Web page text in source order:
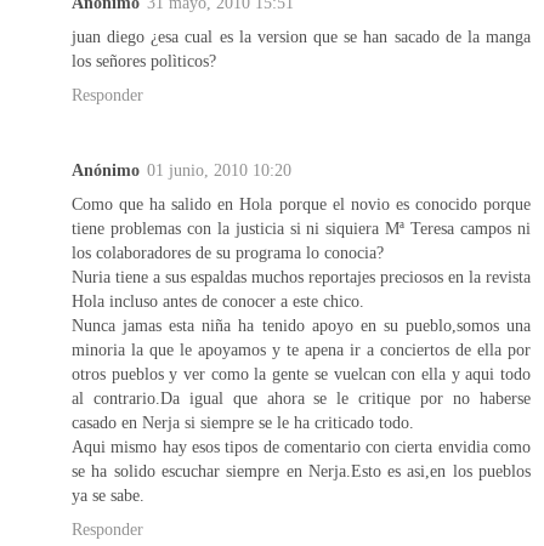
juan diego ¿esa cual es la version que se han sacado de la manga
los señores polìticos?
Responder
Anónimo 01 junio, 2010 10:20
Como que ha salido en Hola porque el novio es conocido porque
tiene problemas con la justicia si ni siquiera Mª Teresa campos ni
los colaboradores de su programa lo conocia?
Nuria tiene a sus espaldas muchos reportajes preciosos en la revista
Hola incluso antes de conocer a este chico.
Nunca jamas esta niña ha tenido apoyo en su pueblo,somos una
minoria la que le apoyamos y te apena ir a conciertos de ella por
otros pueblos y ver como la gente se vuelcan con ella y aqui todo
al contrario.Da igual que ahora se le critique por no haberse
casado en Nerja si siempre se le ha criticado todo.
Aqui mismo hay esos tipos de comentario con cierta envidia como
se ha solido escuchar siempre en Nerja.Esto es asi,en los pueblos
ya se sabe.
Responder